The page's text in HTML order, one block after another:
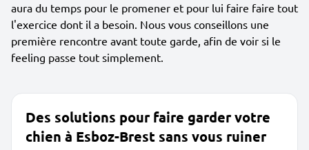
aura du temps pour le promener et pour lui faire faire tout
l'exercice dont il a besoin. Nous vous conseillons une
première rencontre avant toute garde, afin de voir si le
feeling passe tout simplement.
Des solutions pour faire garder votre
chien à Esboz-Brest sans vous ruiner